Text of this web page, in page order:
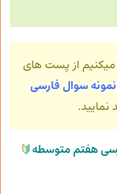
از پست های
نمونه سوال فارسی
نمایید.
هفتم متوسطه